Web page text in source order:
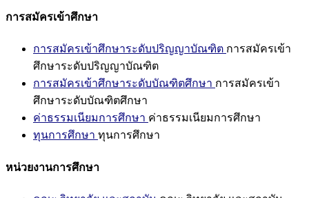
การสมัครเข้าศึกษา
การสมัครเข้าศึกษาระดับปริญญาบัณฑิต การสมัครเข้า
ศึกษาระดับปริญญาบัณฑิต
การสมัครเข้าศึกษาระดับบัณฑิตศึกษา การสมัครเข้า
ศึกษาระดับบัณฑิตศึกษา
ค่าธรรมเนียมการศึกษา ค่าธรรมเนียมการศึกษา
ทุนการศึกษา ทุนการศึกษา
หน่วยงานการศึกษา